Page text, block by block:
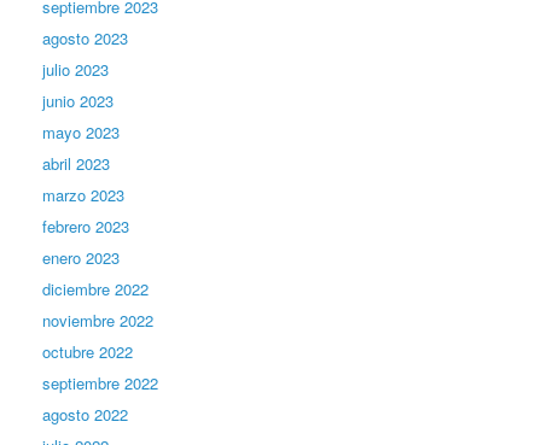
septiembre 2023
agosto 2023
julio 2023
junio 2023
mayo 2023
abril 2023
marzo 2023
febrero 2023
enero 2023
diciembre 2022
noviembre 2022
octubre 2022
septiembre 2022
agosto 2022